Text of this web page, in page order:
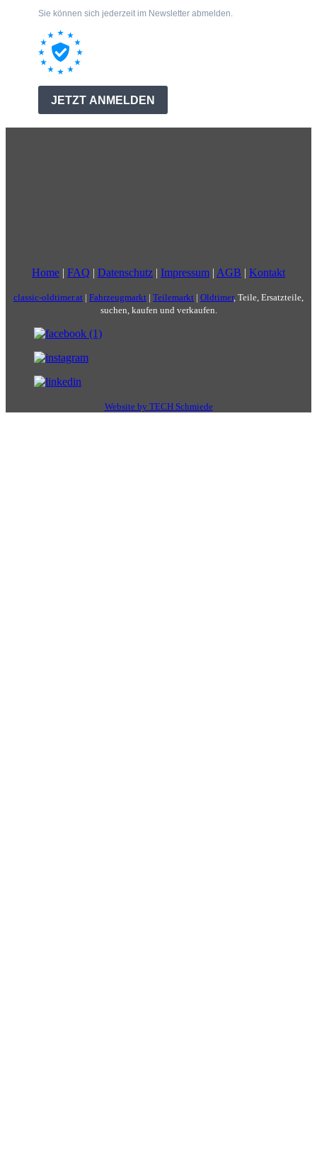
Home | FAQ | Datenschutz | Impressum | AGB | Kontakt
classic-oldtimer.at | Fahrzeugmarkt | Teilemarkt | Oldtimer, Teile, Ersatzteile,
suchen, kaufen und verkaufen.
Website by TECH Schmiede